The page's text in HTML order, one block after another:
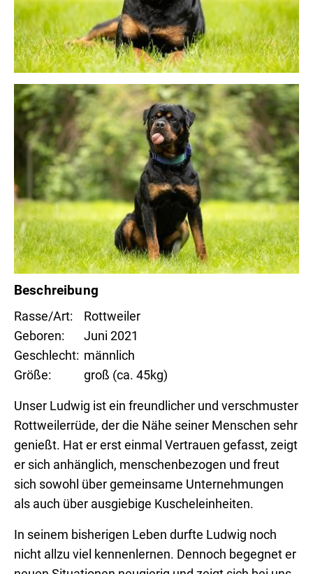
Beschreibung
Rasse/Art
Rottweiler
Geboren
Juni 2021
Geschlecht männlich
Größe
groß (ca. 45kg)
Unser Ludwig ist ein freundlicher und verschmuster
Rottweilerrüde, der die Nähe seiner Menschen sehr
genießt. Hat er erst einmal Vertrauen gefasst, zeigt
er sich anhänglich, menschenbezogen und freut
sich sowohl über gemeinsame Unternehmungen
als auch über ausgiebige Kuscheleinheiten.
In seinem bisherigen Leben durfte Ludwig noch
nicht allzu viel kennenlernen. Dennoch begegnet er